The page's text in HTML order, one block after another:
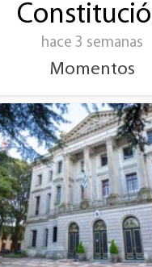
hace 3 semanas
Momentos